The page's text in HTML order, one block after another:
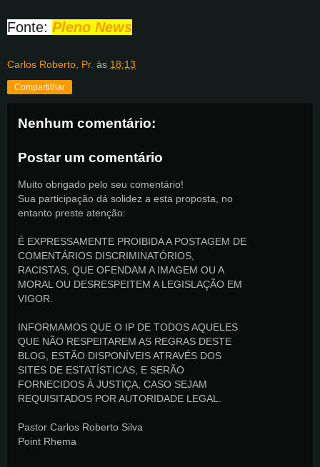
Fonte: Pleno News
Carlos Roberto, Pr. às 18:13
Compartilhar
Nenhum comentário:
Postar um comentário
Muito obrigado pelo seu comentário!
Sua participação dá solidez a esta proposta, no
entanto preste atenção:
É EXPRESSAMENTE PROIBIDA A POSTAGEM DE
COMENTÁRIOS DISCRIMINATÓRIOS,
RACISTAS, QUE OFENDAM A IMAGEM OU A
MORAL OU DESRESPEITEM A LEGISLAÇÃO EM
VIGOR.
INFORMAMOS QUE O IP DE TODOS AQUELES
QUE NÃO RESPEITAREM AS REGRAS DESTE
BLOG, ESTÃO DISPONÍVEIS ATRAVÉS DOS
SITES DE ESTATÍSTICAS, E SERÃO
FORNECIDOS À JUSTIÇA, CASO SEJAM
REQUISITADOS POR AUTORIDADE LEGAL.
Pastor Carlos Roberto Silva
Point Rhema